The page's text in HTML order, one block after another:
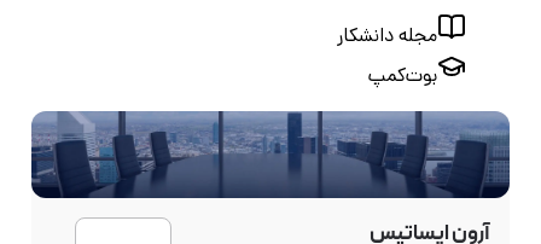
مجله دانشکار
بوت‌کمپ
آرون ایساتیس